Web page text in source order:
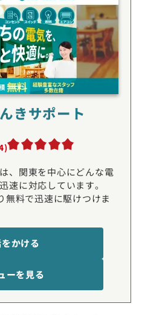
きサポート
、関東を中心にどんな電
速に対応しています。
無料で迅速に駆けつけま
かける
ーを見る